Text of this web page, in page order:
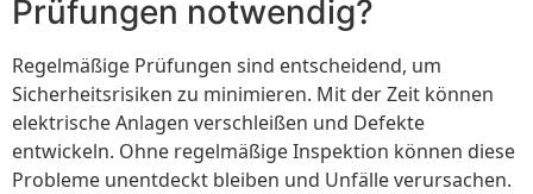
Prüfungen notwendig?
Regelmäßige Prüfungen sind entscheidend, um
Sicherheitsrisiken zu minimieren. Mit der Zeit können
elektrische Anlagen verschleißen und Defekte
entwickeln. Ohne regelmäßige Inspektion können diese
Probleme unentdeckt bleiben und Unfälle verursachen.